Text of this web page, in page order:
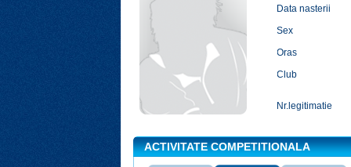
Data nasterii
Sex
Oras
Club
Nr.legitimatie
ACTIVITATE COMPETITIONALA